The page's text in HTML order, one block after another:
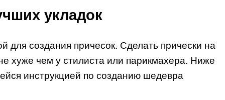
укладок
для создания причесок. Сделать прически на
хуже чем у стилиста или парикмахера. Ниже
инструкцией по созданию шедевра